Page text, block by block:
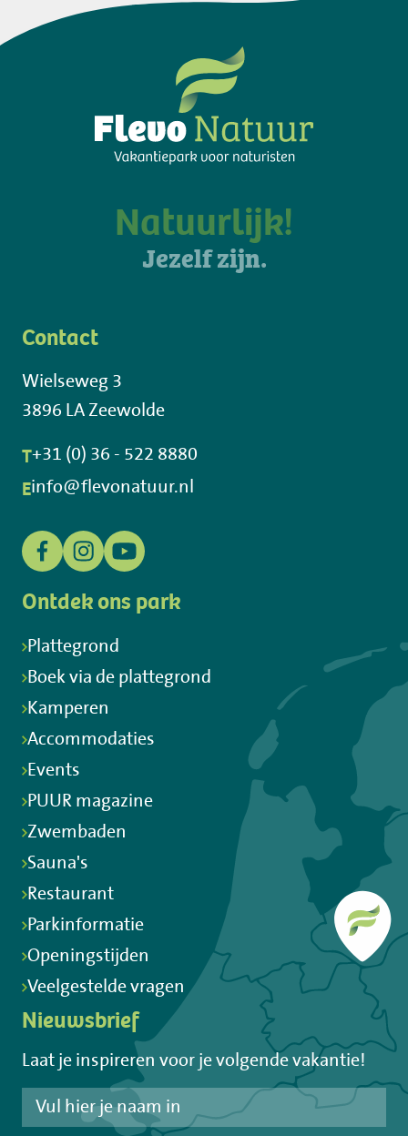
Natuurlijk!
Jezelf zijn.
Contact
Wielseweg 3
3896 LA Zeewolde
T+31 (0) 36 - 522 8880
Einfo@flevonatuur.nl
Ontdek ons park
Plattegrond
Boek via de plattegrond
Kamperen
Accommodaties
Events
PUUR magazine
Zwembaden
Sauna's
Restaurant
Parkinformatie
Openingstijden
Veelgestelde vragen
Nieuwsbrief
Laat je inspireren voor je volgende vakantie!